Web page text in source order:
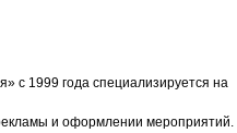
с 1999 года специализируется на
и оформлении мероприятий.